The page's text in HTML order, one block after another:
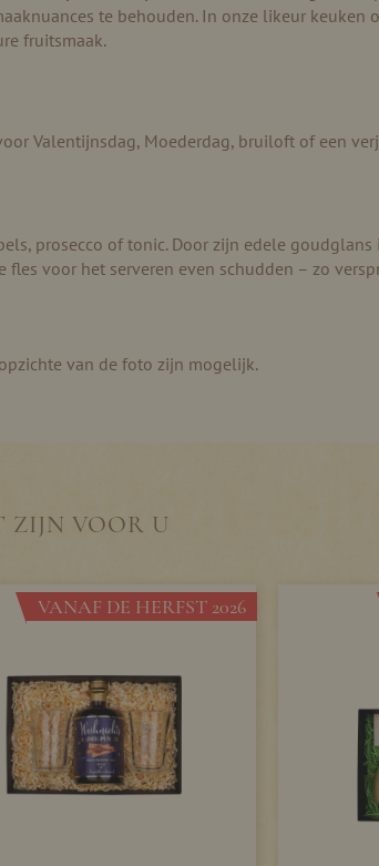
te behouden. In onze likeur keuken
fruitsmaak.
Valentijnsdag, Moederdag, bruiloft of een
prosecco of tonic. Door zijn edele
voor het serveren even schudden – zo
van de foto zijn mogelijk.
ZIJN VOOR U
VANAF DE HERFST 2026